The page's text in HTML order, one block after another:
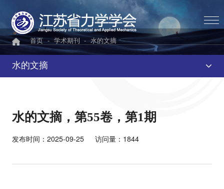
首页 - 学术期刊 - 水的文摘
水的文摘
水的文摘，第55卷，第1期
发布时间：2025-09-25 访问量：1844